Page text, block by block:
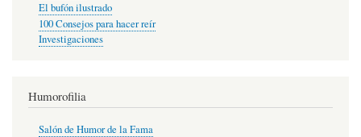
El bufón ilustrado
100 Consejos para hacer reír
Investigaciones
Humorofilia
Salón de Humor de la Fama